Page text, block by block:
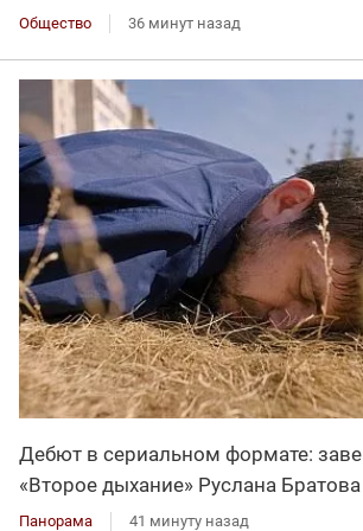
Общество 36 минут назад
Дебют в сериальном формате:
«Второе дыхание» Руслана Братова
Панорама 41 минуту назад